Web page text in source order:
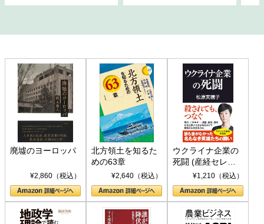
廃墟のヨーロッパ
¥2,860（税込）
北方領土を知るた
めの63章
¥2,640（税込）
ウクライナ企業の
死闘 (産経セレク
ト S 039)¥1,210（税込）